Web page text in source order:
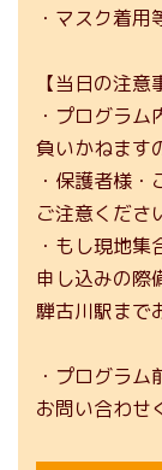
・マスク着用
【当日の注意
・プログラ
負いかねます
・保護者様
ご注意くださ
・もし現地
申し込みの際
騨古川駅まで
・プログラ
お問い合わせ